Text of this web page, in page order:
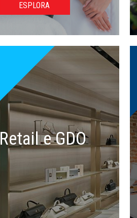
ESPLORA
Retail e GDO